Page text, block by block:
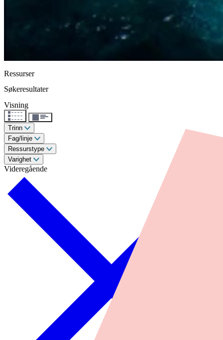
Ressurser
Søkeresultater
Visning
Trinn
Fag/linje
Ressurstype
Varighet
Videregående